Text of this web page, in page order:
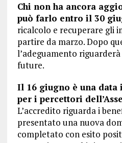
Chi non ha ancora
può farlo entro il 30
ricalcolo e recuperare gli
partire da marzo. Dopo
l’adeguamento
future.
Il 16 giugno è una data
per i percettori
L’accredito riguarda i
presentato una nuova
completato con esito